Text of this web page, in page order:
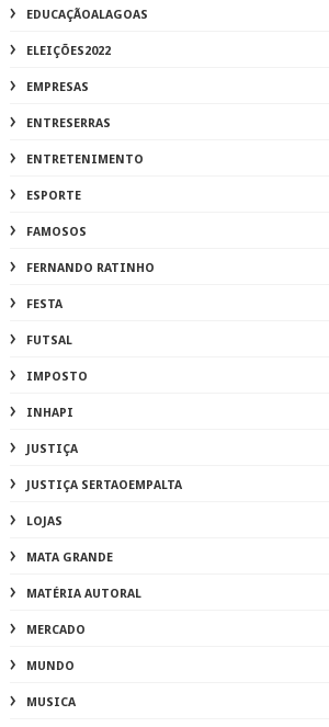
EDUCAÇÃOALAGOAS
ELEIÇÕES2022
EMPRESAS
ENTRESERRAS
ENTRETENIMENTO
ESPORTE
FAMOSOS
FERNANDO RATINHO
FESTA
FUTSAL
IMPOSTO
INHAPI
JUSTIÇA
JUSTIÇA SERTAOEMPALTA
LOJAS
MATA GRANDE
MATÉRIA AUTORAL
MERCADO
MUNDO
MUSICA